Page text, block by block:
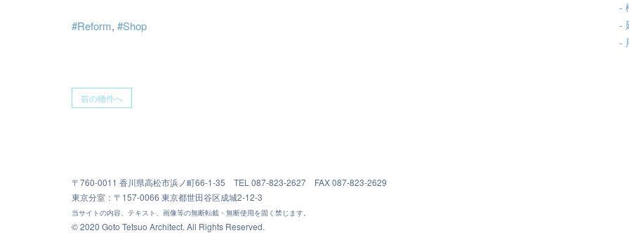
#Reform, #Shop
前の物件へ
〒760-0011 香川県高松市浜ノ町66-1-35 TEL 087-823-2627 FAX 087-823-2629
東京分室：〒157-0066 東京都世田谷区成城2-12-3
当サイトの内容、テキスト、画像等の無断転載・無断使用を固く禁じます。
© 2020 Goto Tetsuo Architect. All Rights Reserved.